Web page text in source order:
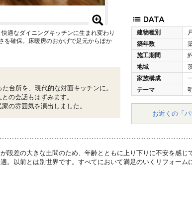
建物種別
築年数
施工期間
地域
家族構成
テーマ
お近くの「
適なダイニングキッチンに生まれ変わり
を確保。床暖房のおかげで足元からぽか
台所を、現代的な対面キッチンに。
の会話もはずみます。
の雰囲気を演出しました。
段差の大きな土間のため、年齢とともに上り下りに不安を感じ
。以前とは別世界です。すべてにおいて満足のいくリフォーム